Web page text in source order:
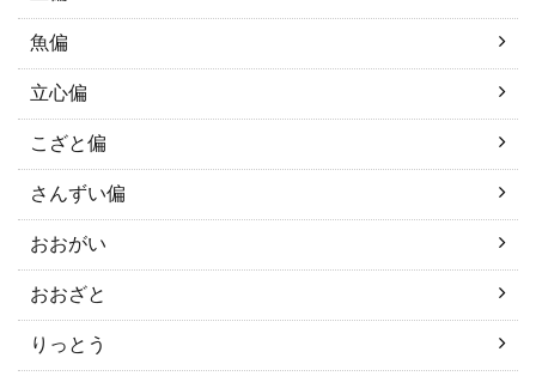
魚偏
立心偏
こざと偏
さんずい偏
おおがい
おおざと
りっとう